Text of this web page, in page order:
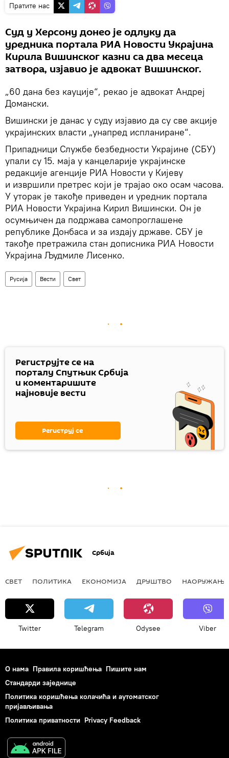
Пратите нас
Суд у Херсону донео је одлуку да
уредника портала РИА Новости Украјина
Кирила Вишинског казни са два месеца
затвора, изјавио је адвокат Вишинског.
„60 дана без кауције“, рекао је адвокат Андреј
Домански.
Вишински је данас у суду изјавио да су све акције
украјинских власти „унапред испланиране“.
Припадници Службе безбедности Украјине (СБУ)
упали су 15. маја у канцеларије украјинске
редакције агенције РИА Новости у Кијеву
и извршили претрес који је трајао око осам часова.
У уторак је такође приведен и уредник портала
РИА Новости Украјина Кирил Вишински. Он је
осумњичен да подржава самопроглашене
републике Донбаса и за издају државе. СБУ је
такође претражила стан дописника РИА Новости
Украјина Људмиле Лисенко.
Русија Вести Свет
Региструјте се на
порталу Спутњик Србија
и коментаришите
најновије вести
Региструј се
Србија
СВЕТ ПОЛИТИКА ЕКОНОМИЈА ДРУШТВО НАОРУЖАЊЕ
Twitter Telegram Odysee Viber
О нама Правила коришћења Пишите нам
Стандарди заједнице
Политика коришћења колачића и аутоматског
пријављивања
Политика приватности Privacy Feedback